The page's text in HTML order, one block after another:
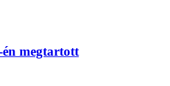
megtartott